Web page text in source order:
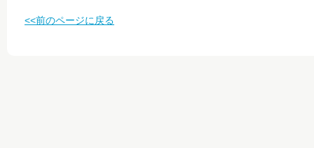
<<前のページに戻る